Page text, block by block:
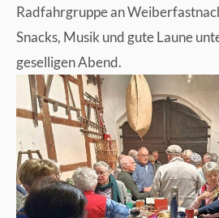
Radfahrgruppe an
Snacks, Musik und gute Laune
geselligen Abend.